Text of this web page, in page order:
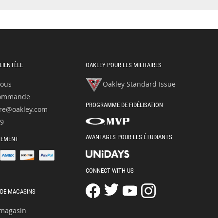
MAGASINS
OAKLEY POUR LES MILITAIRES
Oakley Standard Issue
PROGRAMME DE FIDÉLISATION
AVANTAGES POUR LES ÉTUDIANTS
CONNECT WITH US